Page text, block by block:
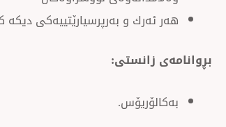
هەر ئەرك و بەرپرسیارێتییەکی دیكە
بڕوانامەی زانستی:
بەکالۆریۆس.